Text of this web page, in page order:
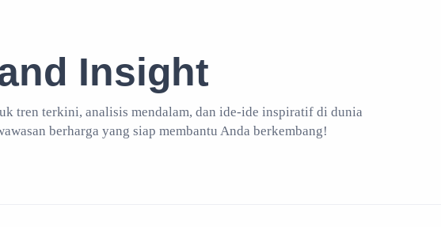
Insight
tren terkini, analisis mendalam, dan ide-ide inspiratif di dunia
berharga yang siap membantu Anda berkembang!